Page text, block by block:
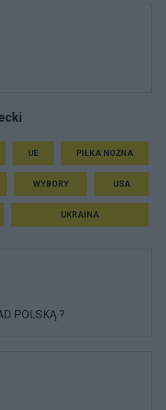
UE PIŁKA NOŻNA
WYBORY USA
UKRAINA
POLSKĄ ?